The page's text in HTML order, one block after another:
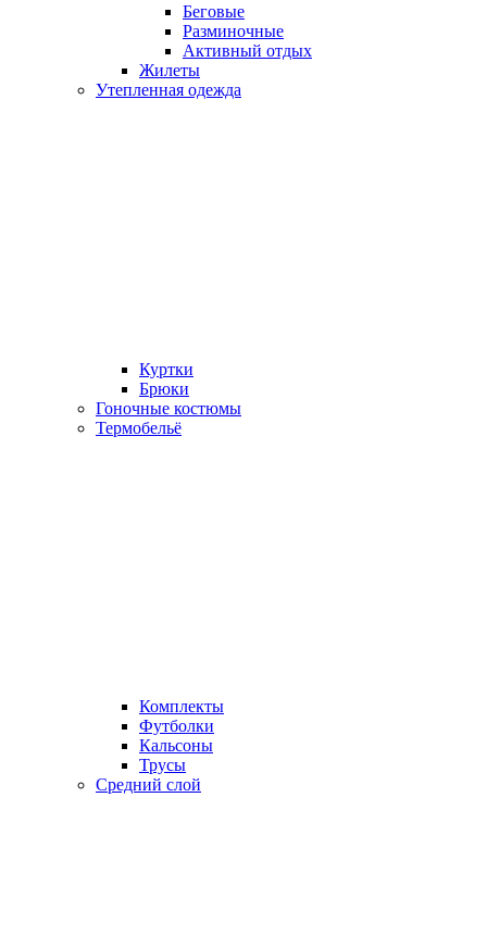
Беговые
Разминочные
Активный отдых
Жилеты
Утепленная одежда
Куртки
Брюки
Гоночные костюмы
Термобельё
Комплекты
Футболки
Кальсоны
Трусы
Средний слой